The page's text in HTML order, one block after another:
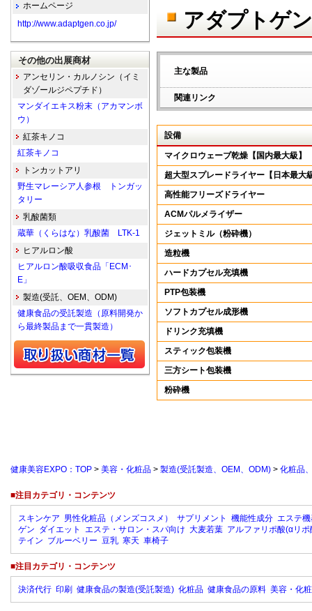
アダプトゲ
主な製品
関連リンク
設備
マイクロウェーブ乾燥【国内最大級】
超大型スプレードライヤー【日本最大
高性能フリーズドライヤー
ACMパルメライザー
ジェットミル（粉砕機）
造粒機
ハードカプセル充填機
PTP包装機
ソフトカプセル成形機
ドリンク充填機
スティック包装機
三方シート包装機
粉砕機
ホームページ
http://www.adaptgen.co.jp/
その他の出展商材
アンセリン・カルノシン（イミ
ダゾールジペプチド）
マンダイエキス粉末（アカマンボ
ウ）
紅茶キノコ
紅茶キノコ
トンカットアリ
野生マレーシア人参根 トンガッ
タリー
乳酸菌類
蔵華（くらはな）乳酸菌 LTK-1
ヒアルロン酸
ヒアルロン酸吸収食品「ECM･
E」
製造(受託、OEM、ODM)
健康食品の受託製造（原料開発か
ら最終製品まで一貫製造）
健康美容EXPO：TOP > 美容・化粧品 > 製造(受託製造、OEM、ODM) > 化粧品
■注目カテゴリ・コンテンツ
スキンケア 男性化粧品（メンズコスメ） サプリメント 機能性成分 エステ
ゲン ダイエット エステ・サロン・スパ向け 大麦若葉 アルファリポ酸(αリポ
テイン ブルーベリー 豆乳 寒天 車椅子
■注目カテゴリ・コンテンツ
決済代行 印刷 健康食品の製造(受託製造) 化粧品 健康食品の原料 美容・化